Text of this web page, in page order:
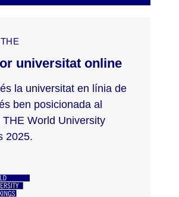
universitat online
la universitat en línia de
ben posicionada al
THE World University
2025.